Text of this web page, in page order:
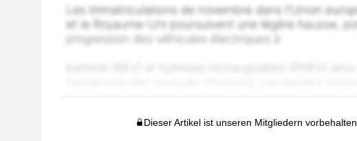
Dieser Artikel ist unseren Mitgliedern vorbehalten.